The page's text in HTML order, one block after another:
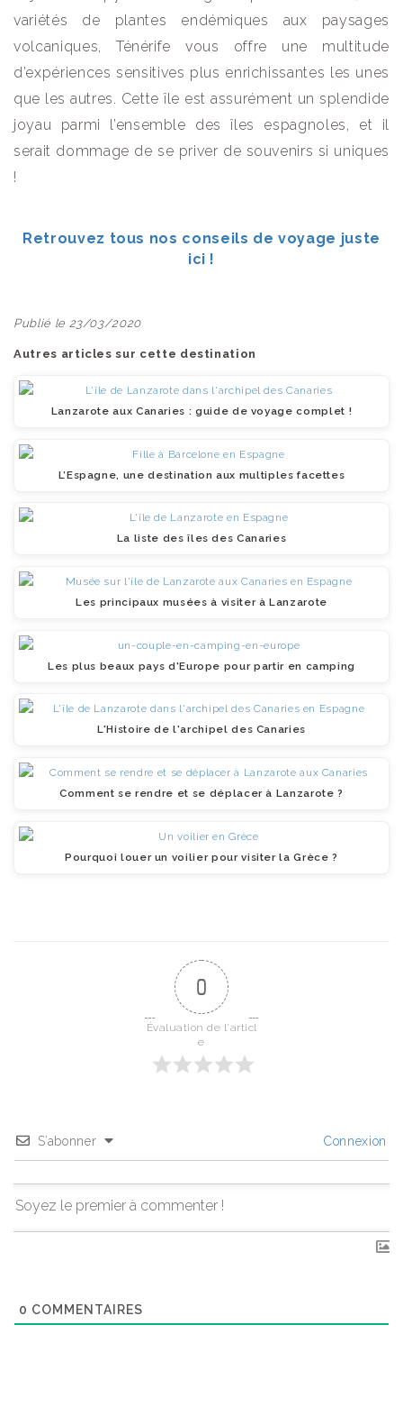
variétés de plantes endémiques aux paysages
volcaniques, Ténérife vous offre une multitude
d’expériences sensitives plus enrichissantes les unes
que les autres. Cette île est assurément un splendide
joyau parmi l’ensemble des îles espagnoles, et il
serait dommage de se priver de souvenirs si uniques
!
Retrouvez tous nos conseils de voyage juste
ici !
Publié le 23/03/2020
Autres articles sur cette destination
Lanzarote aux Canaries : guide de voyage complet !
L’Espagne, une destination aux multiples facettes
La liste des îles des Canaries
Les principaux musées à visiter à Lanzarote
Les plus beaux pays d'Europe pour partir en camping
L'Histoire de l'archipel des Canaries
Comment se rendre et se déplacer à Lanzarote ?
Pourquoi louer un voilier pour visiter la Grèce ?
0
Évaluation de l'articl
e
S’abonner Connexion
0 COMMENTAIRES